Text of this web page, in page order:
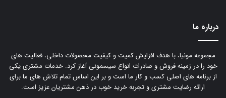
درباره ما
مجموعه مونیا، با هدف افزایش کمیت و کیفیت محصولات داخلی، فعالیت های
خود را در زمینه فروش و صادرات انواع سیسمونی آغاز کرد. خدمات مشتری یکی
از برنامه های اصلی کسب و کار ما است و بر این اساس تمام تلاش های ما برای
ارائه رضایت مشتری و تجربه خرید خوب در ذهن مشتریان عزیز است.